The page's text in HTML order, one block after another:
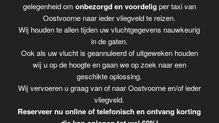
gelegenheid om onbezorgd en voordelig per taxi van
Oostvoorne naar ieder vliegveld te reizen.
Wij houden te allen tijden uw vluchtgegevens nauwkeurig
in de gaten.
Ook als uw vlucht is geannuleerd of uitgeweken houden
wij u op de hoogte en gaan we op zoek naar een
geschikte oplossing.
Wij vervoeren u graag van of naar Oostvoorne en/of ieder
vliegveld.
Reserveer nu online of telefonisch en ontvang korting